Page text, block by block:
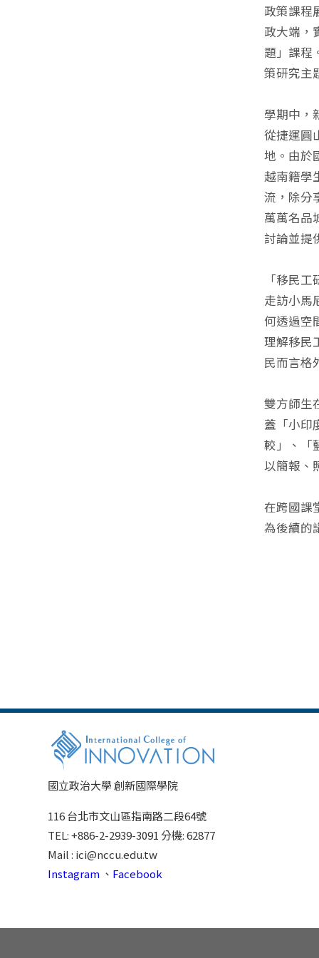
政策課程
政大端，
題」課程
策研究主
學期中，
從捷運圓
地。由於
越南籍學
流，除分
萬萬名品
討論並提
「移民
走訪小馬
何透過空
理解移民
民而言格
雙方師生
蓋「小印
較」、「
以簡報、
在跨國課
為後續的
國立政治大學 創新國際學院
116 台北市文山區指南路二段64號
TEL: +886-2-2939-3091 分機: 62877
Mail : ici@nccu.edu.tw
Instagram 、 Facebook